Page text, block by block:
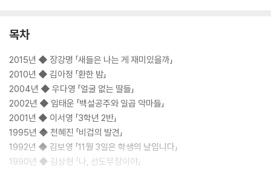
목차
2015년 ◆ 장강명 「새들은 나는 게 재미있을까」
2010년 ◆ 김아정 「환한 밤」
2004년 ◆ 우다영 「얼굴 없는 딸들」
2002년 ◆ 임태운 「백설공주와 일곱 악마들」
2001년 ◆ 이서영 「3학년 2반」
1995년 ◆ 전혜진 「비겁의 발견」
1992년 ◆ 김보영 「11월 3일은 학생의 날입니다」
1990년 ◆ 김상현 「나, 선도부장이야」